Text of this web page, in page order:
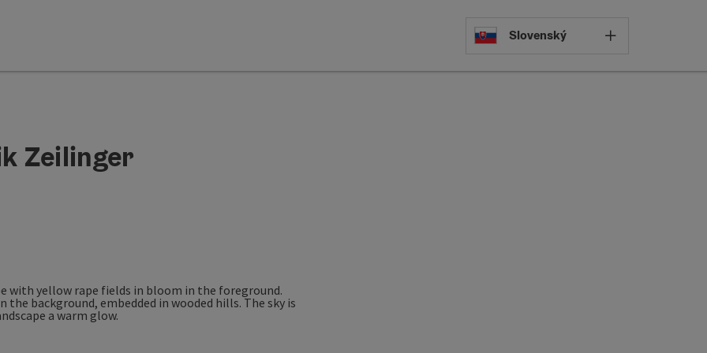
Select
Slovenský
Zeilinger